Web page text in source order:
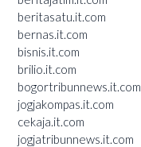
beritasatu.it.com
bernas.it.com
bisnis.it.com
brilio.it.com
bogortribunnews.it.com
jogjakompas.it.com
cekaja.it.com
jogjatribunnews.it.com